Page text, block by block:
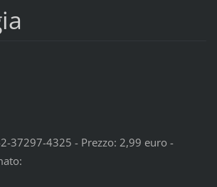
37297-4325 - Prezzo: 2,99 euro -